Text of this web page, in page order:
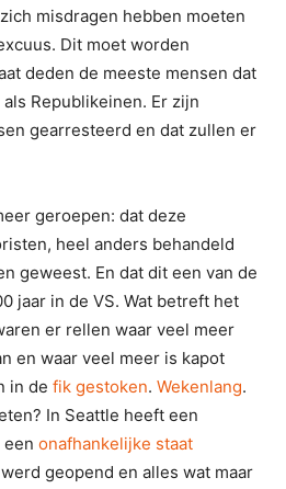
misdragen hebben moeten
Dit moet worden
deden de meeste mensen dat
Republikeinen. Er zijn
gearresteerd en dat zullen er
geroepen: dat deze
heel anders behandeld
geweest. En dat dit een van de
jaar in de VS. Wat betreft het
er rellen waar veel meer
en waar veel meer is kapot
in de fik gestoken. Wekenlang.
In Seattle heeft een
onafhankelijke staat
geopend en alles wat maar